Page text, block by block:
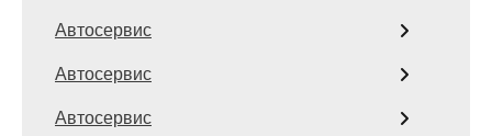
Автосервис
Автосервис
Автосервис